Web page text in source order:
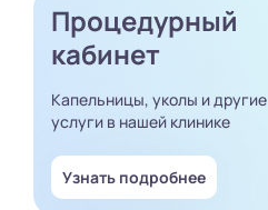
Процедурный
кабинет
Капельницы, уколы и другие
услуги в нашей клинике
Узнать подробнее